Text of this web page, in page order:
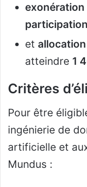
participation
et
atteindre 1
Critères
Pour être
ingénierie de
artificielle et
Mundus :